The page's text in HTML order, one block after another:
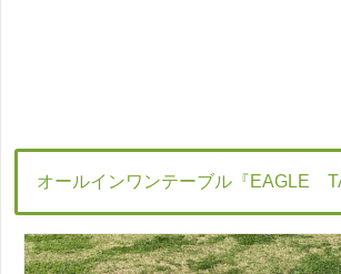
オールインワンテーブル『EAGLE